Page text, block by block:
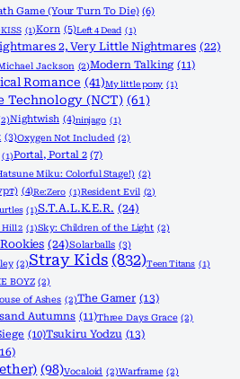
Game (Your Turn To Die) (6)
KISS (1)Korn (5)Left 4 Dead (1)
2, Very Little Nightmares (22)
Jackson (2)Modern Talking (11)
Romance (41)My little pony (1)
Technology (NCT) (61)
Nightwish (4)ninjago (1)
(3)Oxygen Not Included (2)
(1)Portal, Portal 2 (7)
Miku: Colorful Stage!) (2)
(4)Re:Zero (1)Resident Evil (2)
(1)S.T.A.L.K.E.R. (24)
Hill 2 (1)Sky: Children of the Light (2)
(24)Solarballs (3)
(2)Stray Kids (832)Teen Titans (1)
BOYZ (2)
of Ashes (2)The Gamer (13)
Autumns (11)Three Days Grace (2)
(10)Tsukiru Yodzu (13)
(98)Vocaloid (2)Warframe (2)